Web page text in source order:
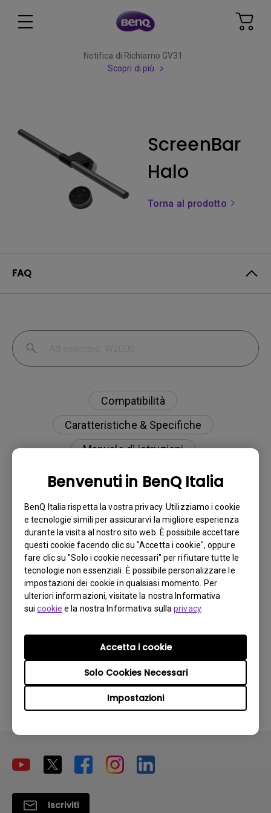
Benvenuti in BenQ Italia
BenQ Italia rispetta la vostra privacy. Utilizziamo i cookie
e tecnologie simili per assicurarvi la migliore esperienza
durante la visita al nostro sito web. È possibile accettare
questi cookie facendo clic su "Accetta i cookie", oppure
fare clic su "Solo i cookie necessari" per rifiutare tutte le
tecnologie non essenziali. È possibile personalizzare le
impostazioni dei cookie in qualsiasi momento. Per
ulteriori informazioni, visitate la nostra Informativa
suicookie e la nostra Informativa sullaprivacy.
Impostazioni
Solo Cookies Necessari
Accetta i cookie
Notifica di Richiamo GV31
Scopri di più
ScreenBar
Halo
Torna al prodotto
FAQ
Compatibilità
Caratteristiche & Specifiche
Manuale di istruzioni
Risparmio energetico
Posso regolare la luce manualmente?
Perché la luce della mia ScreenBar Halo
lampeggia?
Verifica se ScreenBar Halo è compatibile
con il tuo monitor BenQ
Iscriviti